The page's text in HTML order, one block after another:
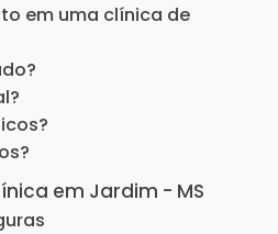
em uma clínica de
em Jardim - MS